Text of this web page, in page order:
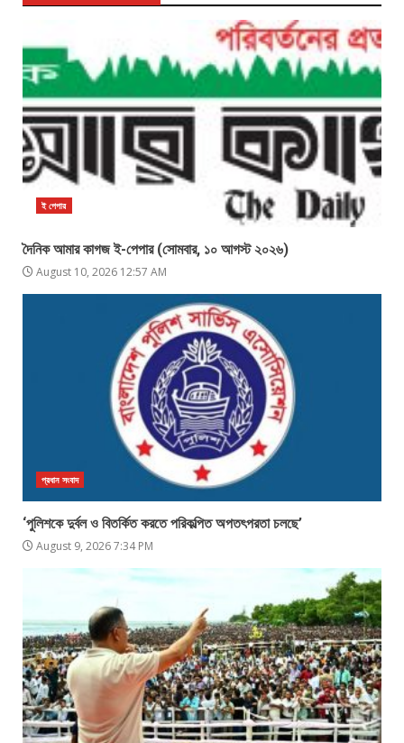
ই পেপার
দৈনিক আমার কাগজ ই-পেপার (সোমবার, ১০ আগস্ট ২০২৬)
August 10, 2026 12:57 AM
প্রধান সংবাদ
‘পুলিশকে দুর্বল ও বিতর্কিত করতে পরিকল্পিত অপতৎপরতা চলছে’
August 9, 2026 7:34 PM